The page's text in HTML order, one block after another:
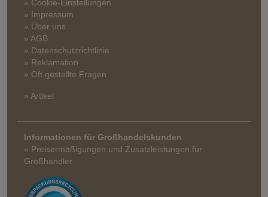
» Cookie-Einstellungen
» Impressum
» Über uns
» AGB
» Datenschutzrichtlinie
» Reklamation
» Oft gestellte Fragen
» Artikel
Informationen für Großhandelskunden
» Preisermäßigungen und Zusatzleistungen für
Großhändler